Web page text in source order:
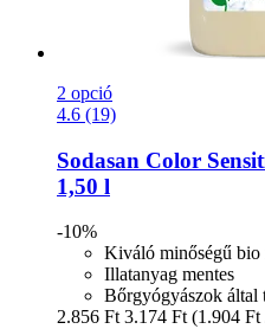
2 opció
4.6 (19)
Sodasan Color
1,50 l
-10%
Kiváló minőségű
Illatanyag mentes
Bőrgyógyászok által
2.856 Ft 3.174 Ft (1.904 Ft